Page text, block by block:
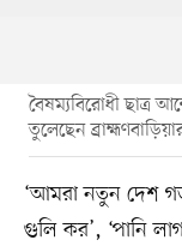
বৈষম্যবিরোধী ছাত্র
তুলেছেন
‘আমরা নতুন দেশ
গুলি কর’, ‘পানি